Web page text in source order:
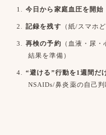
今日から家庭血圧を開始
記録を残す （紙/スマホ
再検の予約 （血液・尿
結果を準備）
“避ける”行動を1週間だ
NSAIDs/鼻炎薬の自己判